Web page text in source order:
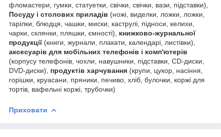
фломастери, гумки, статуетки, свічки, свічки, вази, підставки),
Посуду і столових приладів (ножі, виделки, ложки, ложки,
тарілки, блюдця, чашки, миски, каструлі, підноси, келихи,
чарки, склянки, пляшки, ємності), книжково-журнальної
продукції(книги, журнали, плакати, календарі, листівки),
аксесуарів для мобільних телефонів і комп'ютерів
(корпусу телефонів, чохли, навушники, підставки, CD-диски,
DVD-диски), продуктів харчування (крупи, цукор, насіння,
горішки, круасани, пряники, печиво, хліб, булочки, коржі для
тортів, вафельні коржі, трубочки)
Приховати